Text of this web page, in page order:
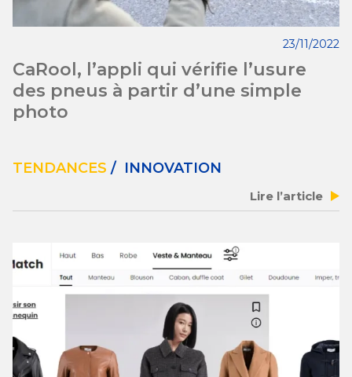
CaRool, l’appli qui vérifie l’usure
des pneus à partir d’une simple
photo
23/11/2022
TENDANCES / INNOVATION
Lire l’article